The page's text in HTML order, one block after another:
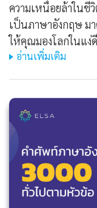
ความเหนื่อยล้าในชี
เป็นภาษาอังกฤษ ม
ให้คุณมองโลกในแง่
อ่านเพิ่มเติม